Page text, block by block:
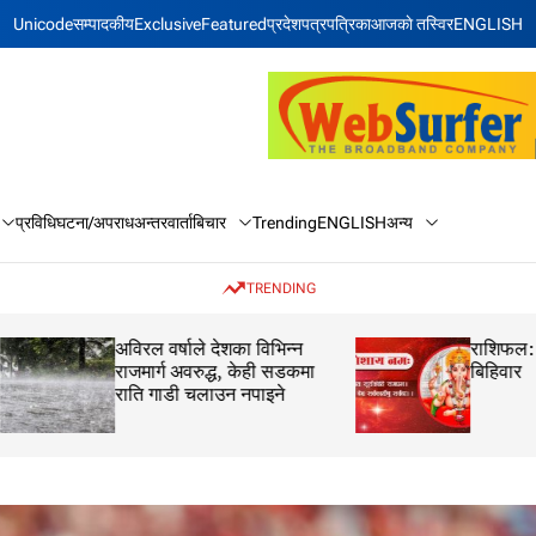
Unicodeसम्पादकीयExclusiveFeaturedप्रदेशपत्रपत्रिकाआजकाे तस्विरENGLISH
प्रविधिघटना/अपराधअन्तरवार्ताबिचार TrendingENGLISHअन्य
TRENDING
अविरल वर्षाले देशका विभिन्न
राजमार्ग अवरुद्ध, केही सडकमा
राति गाडी चलाउन नपाइने
राशिफल: २१ साउन
बिहिवार